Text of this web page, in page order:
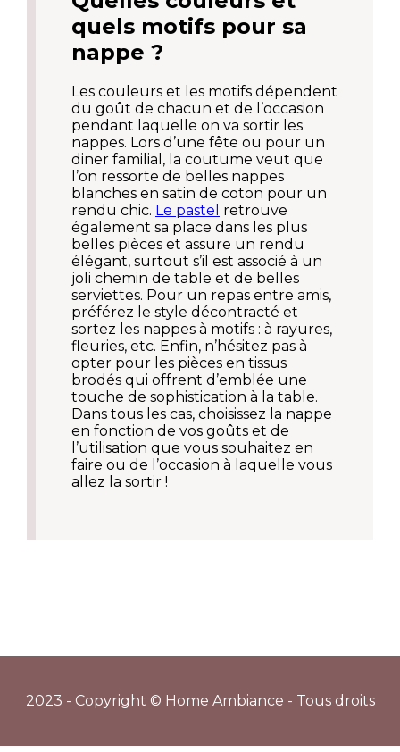
quels motifs pour sa
nappe ?
Les couleurs et les motifs dépendent
du goût de chacun et de l’occasion
pendant laquelle on va sortir les
nappes. Lors d’une fête ou pour un
diner familial, la coutume veut que
l’on ressorte de belles nappes
blanches en satin de coton pour un
rendu chic. Le pastel retrouve
également sa place dans les plus
belles pièces et assure un rendu
élégant, surtout s’il est associé à un
joli chemin de table et de belles
serviettes. Pour un repas entre amis,
préférez le style décontracté et
sortez les nappes à motifs : à rayures,
fleuries, etc. Enfin, n’hésitez pas à
opter pour les pièces en tissus
brodés qui offrent d’emblée une
touche de sophistication à la table.
Dans tous les cas, choisissez la nappe
en fonction de vos goûts et de
l’utilisation que vous souhaitez en
faire ou de l’occasion à laquelle vous
allez la sortir !
2023 - Copyright © Home Ambiance - Tous droits